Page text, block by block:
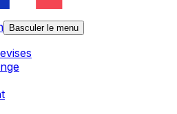
Basculer le menu